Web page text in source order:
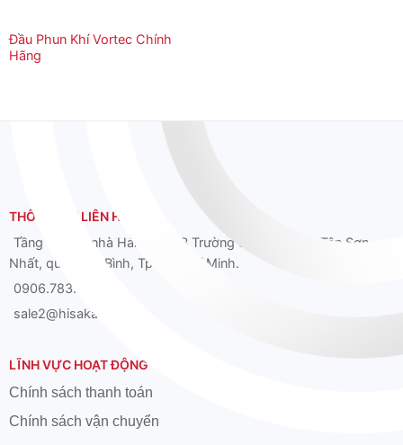
Đầu Phun Khí Vortec Chính
Hãng
THÔNG TIN LIÊN HỆ
Tầng 12 Tòa nhà Hải Âu, 39B Trường Sơn, phường Tân Sơn
Nhất, quận Tân Bình, Tp. Hồ Chí Minh.
0906.783.626
sale2@hisaka.vn
LĨNH VỰC HOẠT ĐỘNG
Chính sách thanh toán
Chính sách vận chuyển